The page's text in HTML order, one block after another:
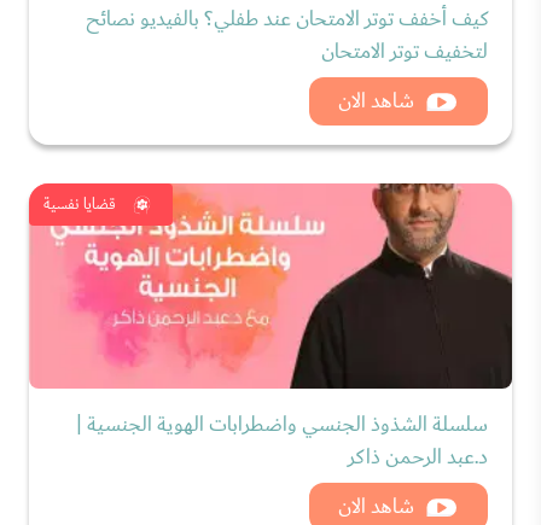
كيف أخفف توتر الامتحان عند طفلي؟ بالفيديو نصائح
لتخفيف توتر الامتحان
شاهد الان
قضايا نفسية
سلسلة الشذوذ الجنسي واضطرابات الهوية الجنسية |
د.عبد الرحمن ذاكر
شاهد الان